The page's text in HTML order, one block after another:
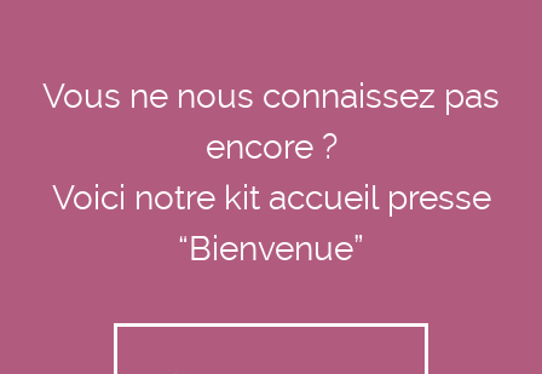
Vous ne nous connaissez pas
encore ?
Voici notre kit accueil presse
“Bienvenue”